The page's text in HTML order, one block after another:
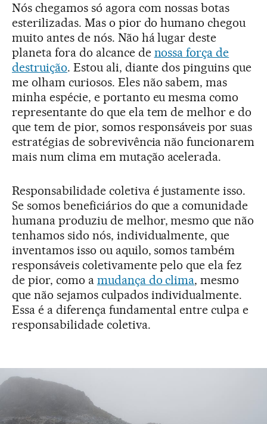
Nós chegamos só agora com nossas botas
esterilizadas. Mas o pior do humano chegou
muito antes de nós. Não há lugar deste
planeta fora do alcance de nossa força de
destruição. Estou ali, diante dos pinguins que
me olham curiosos. Eles não sabem, mas
minha espécie, e portanto eu mesma como
representante do que ela tem de melhor e do
que tem de pior, somos responsáveis por suas
estratégias de sobrevivência não funcionarem
mais num clima em mutação acelerada.
Responsabilidade coletiva é justamente isso.
Se somos beneficiários do que a comunidade
humana produziu de melhor, mesmo que não
tenhamos sido nós, individualmente, que
inventamos isso ou aquilo, somos também
responsáveis coletivamente pelo que ela fez
de pior, como a mudança do clima, mesmo
que não sejamos culpados individualmente.
Essa é a diferença fundamental entre culpa e
responsabilidade coletiva.